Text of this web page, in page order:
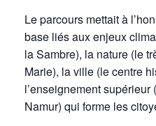
Le parcours mettait à
base liés aux enjeux
la Sambre), la nature (le
Marie), la ville (le centre
l’enseignement
Namur) qui forme les